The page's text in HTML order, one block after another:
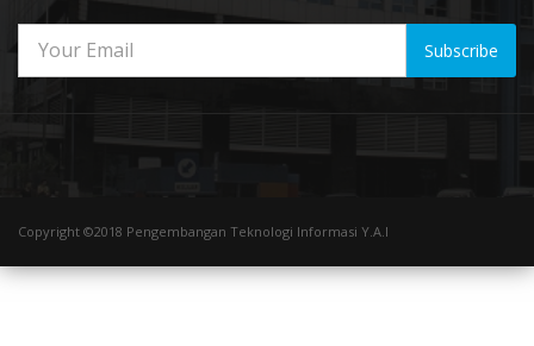
Subscribe
Copyright ©2018 Pengembangan Teknologi Informasi Y.A.I